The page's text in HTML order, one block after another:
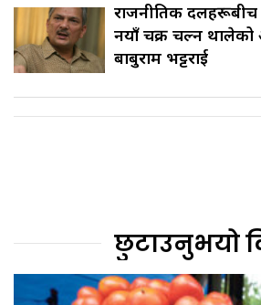
राजनीतिक दलहरूबीच
नयाँ चक्र चल्न
बाबुराम भट्टराई
छुटाउनुभयो